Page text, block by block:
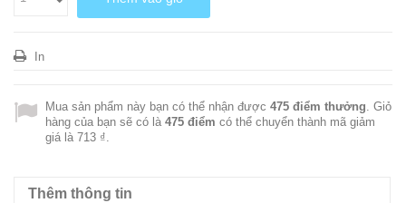
In
Mua sản phẩm này bạn có thể nhận được 475 điểm thưởng . Giỏ
hàng của bạn sẽ có là 475 điểm có thể chuyển thành mã giảm
giá là 713 ₫
Thêm thông tin